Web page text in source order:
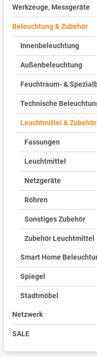
Werkzeuge, Messgeräte
Beleuchtung & Zubehör
Innenbeleuchtung
Außenbeleuchtung
Feuchtraum- &
Technische
Leuchtmittel & Zubehör
Fassungen
Leuchtmittel
Netzgeräte
Röhren
Sonstiges Zubehör
Zubehör Leuchtmittel
Smart Home
Spiegel
Stadtmöbel
Netzwerk
SALE